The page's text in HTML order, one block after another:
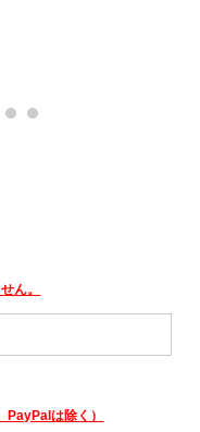
ん。
は除く）